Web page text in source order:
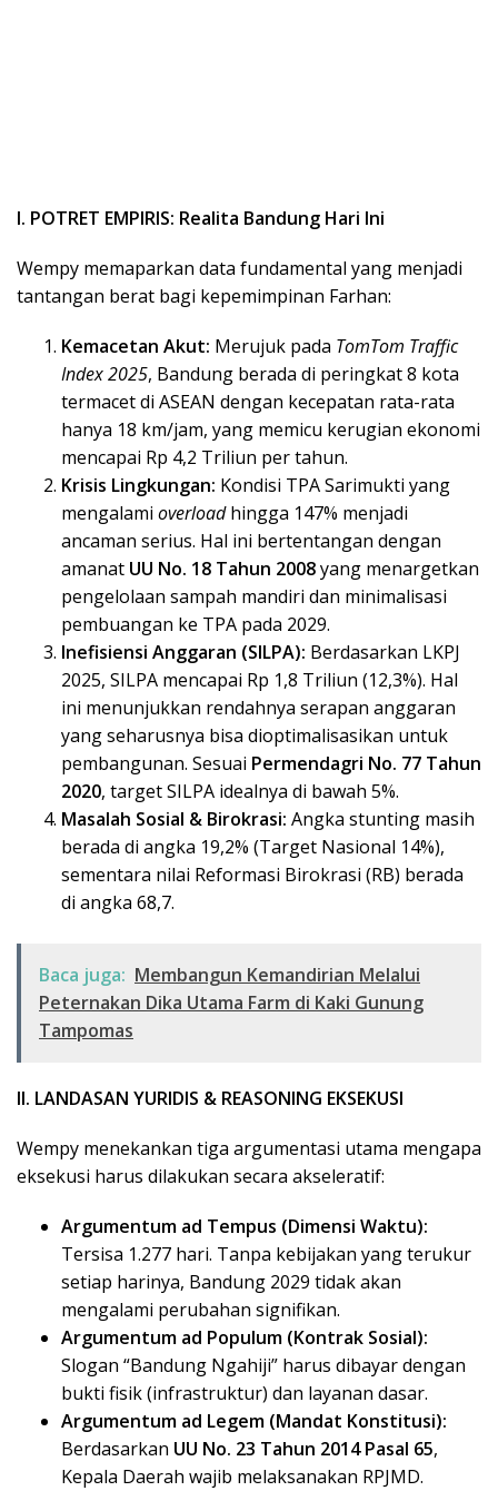
I. POTRET EMPIRIS: Realita Bandung Hari Ini
​Wempy memaparkan data fundamental yang menjadi
tantangan berat bagi kepemimpinan Farhan:
Kemacetan Akut: Merujuk pada TomTom Traffic
Index 2025, Bandung berada di peringkat 8 kota
termacet di ASEAN dengan kecepatan rata-rata
hanya 18 km/jam, yang memicu kerugian ekonomi
mencapai Rp 4,2 Triliun per tahun.
Krisis Lingkungan: Kondisi TPA Sarimukti yang
mengalami overloadhingga 147% menjadi
ancaman serius. Hal ini bertentangan dengan
amanat UU No. 18 Tahun 2008yang menargetkan
pengelolaan sampah mandiri dan minimalisasi
pembuangan ke TPA pada 2029.
Inefisiensi Anggaran (SILPA): Berdasarkan LKPJ
2025, SILPA mencapai Rp 1,8 Triliun (12,3%). Hal
ini menunjukkan rendahnya serapan anggaran
yang seharusnya bisa dioptimalisasikan untuk
pembangunan. Sesuai Permendagri No. 77 Tahun
2020, target SILPA idealnya di bawah 5%.
Masalah Sosial & Birokrasi: Angka stunting masih
berada di angka 19,2% (Target Nasional 14%),
sementara nilai Reformasi Birokrasi (RB) berada
di angka 68,7.
Baca juga: Membangun Kemandirian Melalui
Peternakan Dika Utama Farm di Kaki Gunung
Tampomas
II. LANDASAN YURIDIS & REASONING EKSEKUSI
​Wempy menekankan tiga argumentasi utama mengapa
eksekusi harus dilakukan secara akseleratif:
Argumentum ad Tempus (Dimensi Waktu):
Tersisa 1.277 hari. Tanpa kebijakan yang terukur
setiap harinya, Bandung 2029 tidak akan
mengalami perubahan signifikan.
Argumentum ad Populum (Kontrak Sosial):
Slogan “Bandung Ngahiji” harus dibayar dengan
bukti fisik (infrastruktur) dan layanan dasar.
Argumentum ad Legem (Mandat Konstitusi):
Berdasarkan UU No. 23 Tahun 2014 Pasal 65,
Kepala Daerah wajib melaksanakan RPJMD.